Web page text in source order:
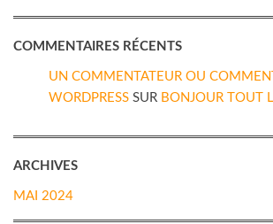
COMMENTAIRES RÉCENTS
UN COMMENTATEUR OU
WORDPRESS SUR BONJOUR TOUT
ARCHIVES
MAI 2024